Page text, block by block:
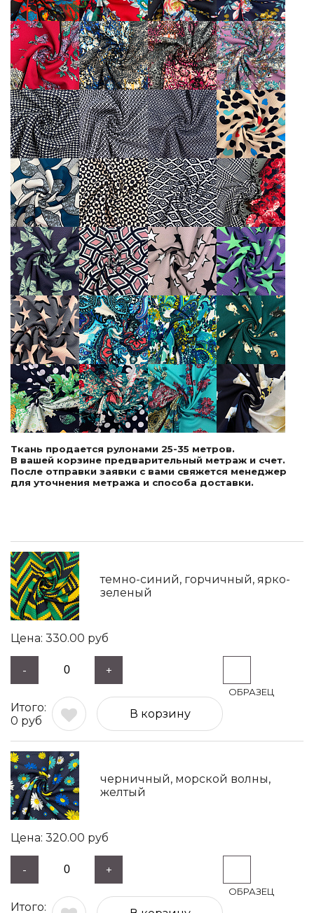
Ткань продается рулонами 25-35 метров.
В вашей корзине предварительный метраж и счет.
После отправки заявки с вами свяжется менеджер
для уточнения метража и способа доставки.
темно-синий, горчичный, ярко-
зеленый
330.00 руб
- +
0 руб
В корзину
черничный, морской волны,
желтый
320.00 руб
- +